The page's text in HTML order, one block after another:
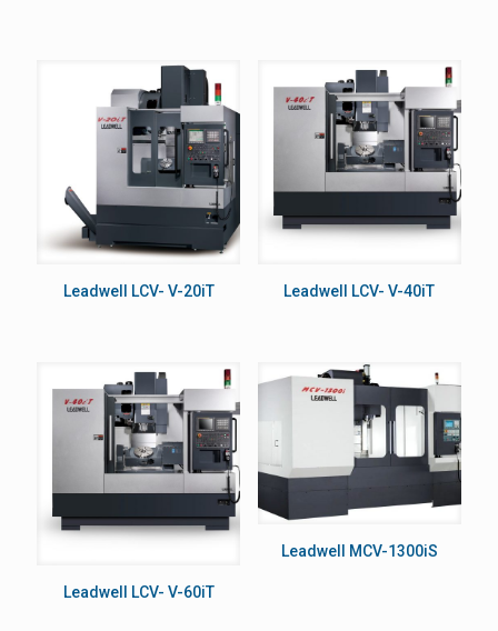
Leadwell LCV- V-20iT Leadwell LCV- V-40iT
Leadwell LCV- V-60iT
Leadwell MCV-1300iS